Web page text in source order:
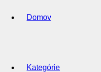
Domov
Kategórie